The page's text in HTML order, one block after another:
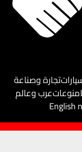
تجارة وصناعة
منوعاتعرب وعالم
English
© 2018